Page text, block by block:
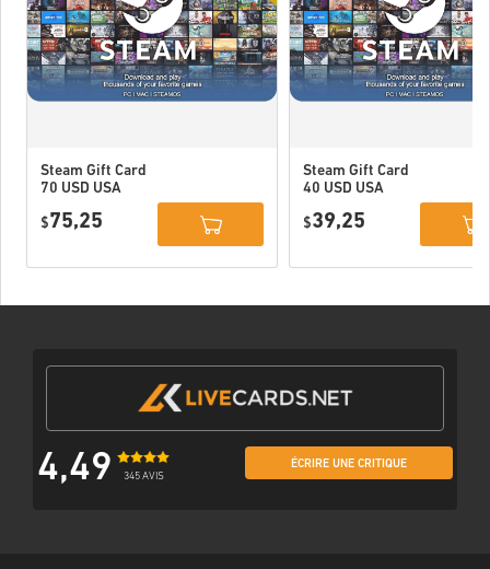
Steam Gift Card
70 USD USA
$75,25
Steam Gift Card
40 USD USA
$39,25
4,49 345 AVIS
ÉCRIRE UNE CRITIQUE